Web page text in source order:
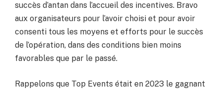
succès d’antan dans l’accueil des incentives. Bravo
aux organisateurs pour l’avoir choisi et pour avoir
consenti tous les moyens et efforts pour le succès
de l’opération, dans des conditions bien moins
favorables que par le passé.
Rappelons que Top Events était en 2023 le gagnant